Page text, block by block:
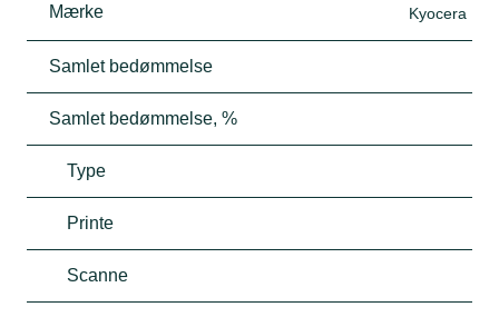
Mærke Kyocera
Samlet bedømmelse
Samlet bedømmelse, %
Type
Printe
Scanne